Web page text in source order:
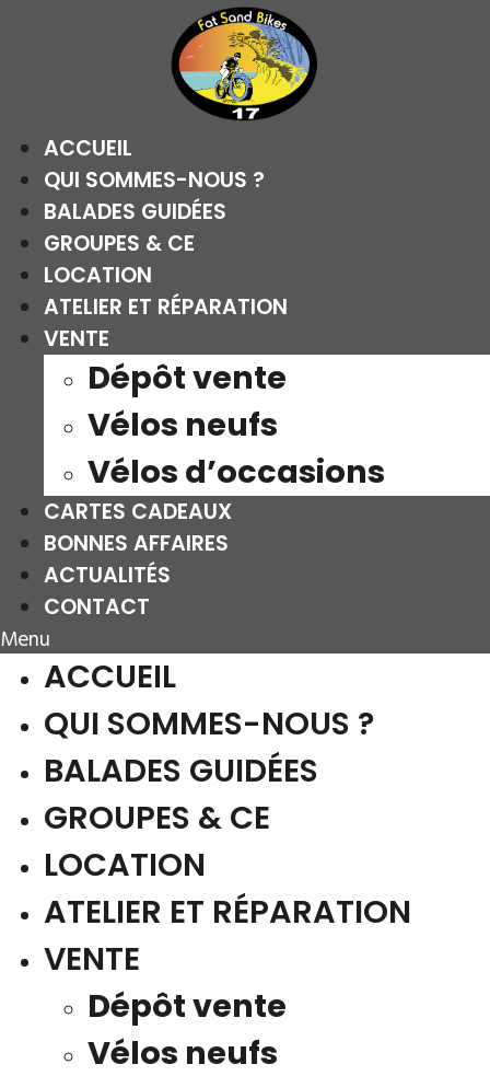
ACCUEIL
QUI SOMMES-NOUS ?
BALADES GUIDÉES
GROUPES & CE
LOCATION
ATELIER ET RÉPARATION
VENTE
Dépôt vente
Vélos neufs
Vélos d’occasions
CARTES CADEAUX
BONNES AFFAIRES
ACTUALITÉS
CONTACT
Menu
ACCUEIL
QUI SOMMES-NOUS ?
BALADES GUIDÉES
GROUPES & CE
LOCATION
ATELIER ET RÉPARATION
VENTE
Dépôt vente
Vélos neufs